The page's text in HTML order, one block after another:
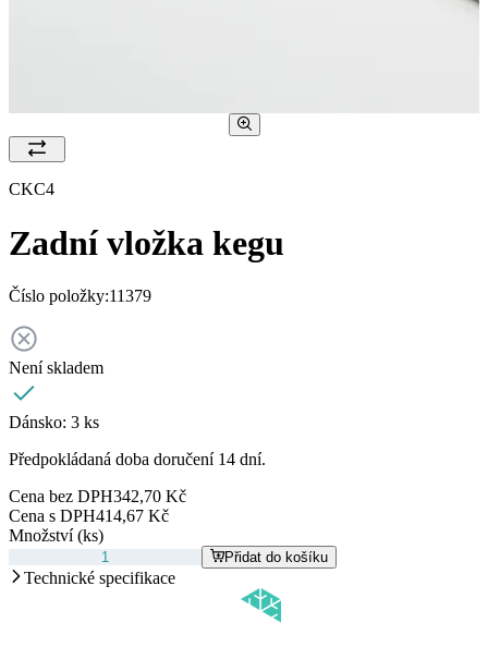
CKC4
Zadní vložka kegu
Číslo položky:11379
Není skladem
Dánsko: 3 ks
Předpokládaná doba doručení 14 dní.
Cena bez DPH342,70 Kč
Cena s DPH414,67 Kč
Množství (ks)
Přidat do košíku
Technické specifikace